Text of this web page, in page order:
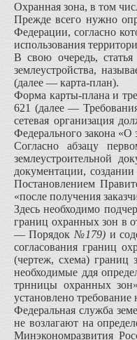
Охранная зона, в том
Прежде всего нужно
Федерации, со­гласно
использования
В свою очередь,
землеустройства,
(далее — карта-план).
Форма карты-плана и
621 (далее —
сетевая организация
Федерального закона «О
Согласно абзацу
землеустроительной
документации,
Поста­новлением
«после получения
Здесь необходимо
границ охранных зон в
— Порядок №179) и
согласования границ
(чертеж, схема) гра­ниц
необходимые ддя
трнницы охранных
установлено
Федеральная служба
не возлагают на
Минэкономразвития